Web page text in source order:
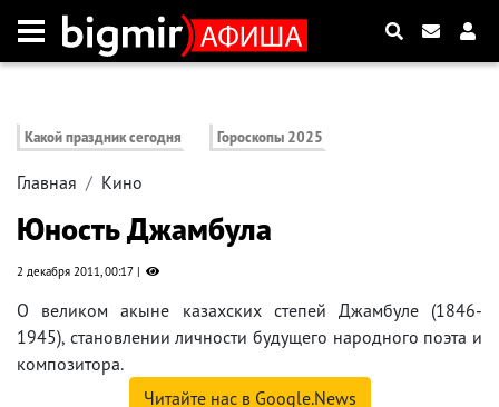
Какой праздник сегодня Гороскопы 2025
Главная Кино
Юность Джамбула
2 декабря 2011, 00:17
О великом акыне казахских степей Джамбуле (1846-
1945), становлении личности будущего народного поэта и
композитора.
Читайте нас в Google.News